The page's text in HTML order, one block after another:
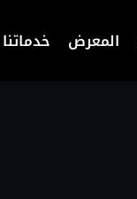
المعرض خدماتنا